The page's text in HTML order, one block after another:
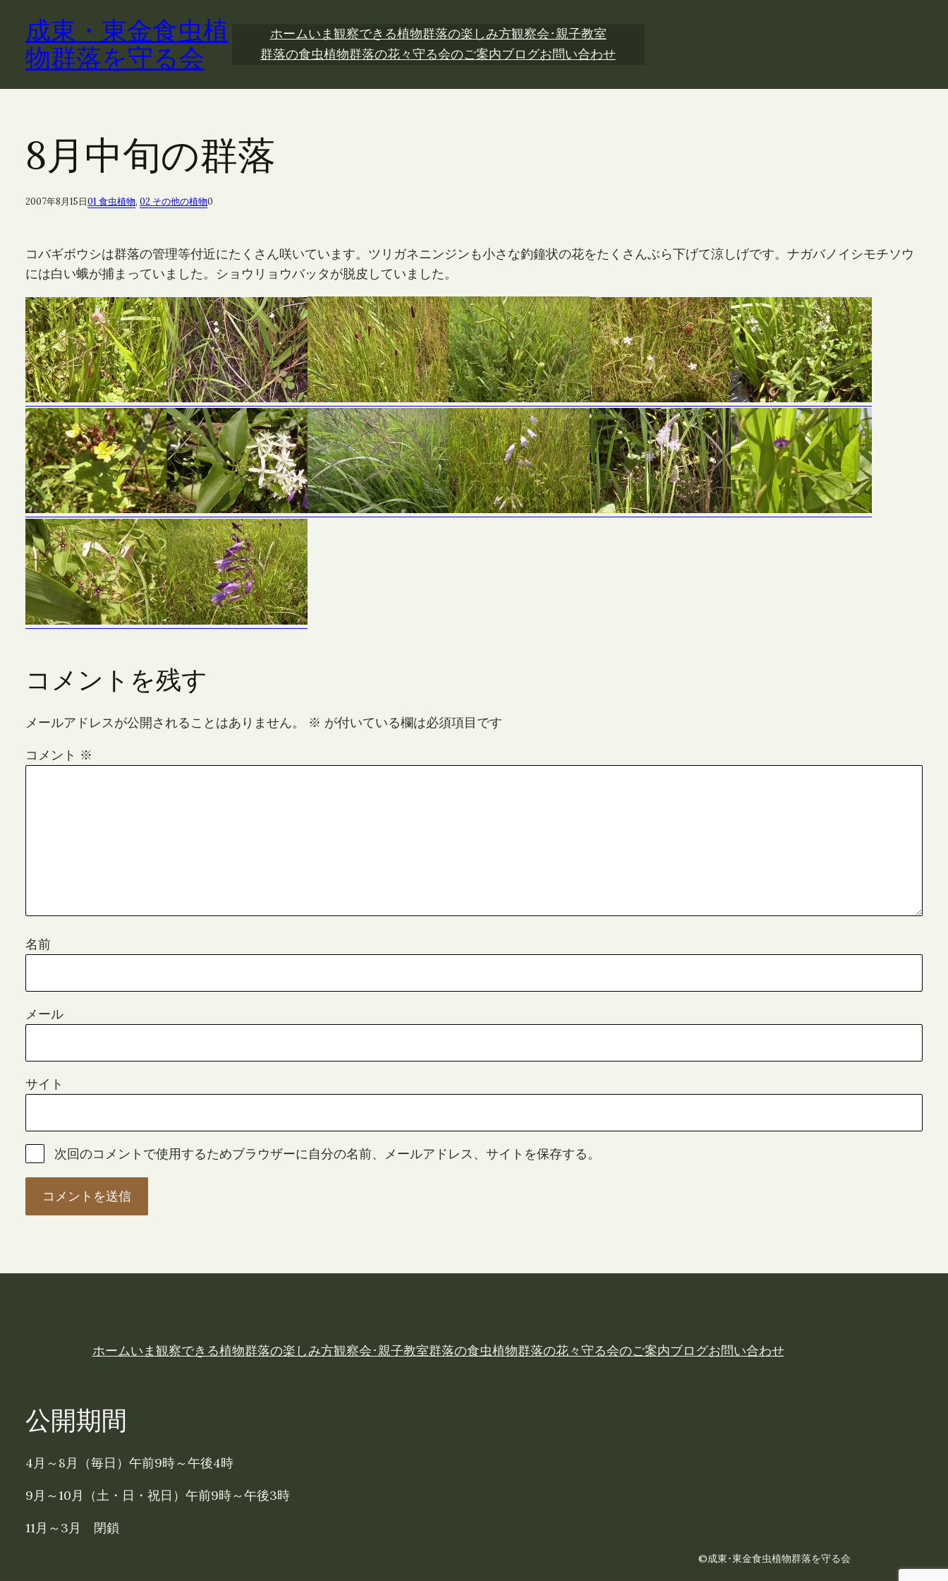
キ
成東・東金食虫植
物群落を守る会
ホームいま観察できる植物群落の楽しみ方観察会･親子教室
群落の食虫植物群落の花々守る会のご案内ブログお問い合わせ
8月中旬の群落
2007年8月15日01 食虫植物, 02 その他の植物0
コバギボウシは群落の管理等付近にたくさん咲いています。ツリガネニンジンも小さな釣鐘状の花をたくさんぶら下げて涼しげです。ナガバノイシモチソウ
には白い蛾が捕まっていました。ショウリョウバッタが脱皮していました。
コメントを残す
メールアドレスが公開されることはありません。 ※ が付いている欄は必須項目です
コメント ※
名前
メール
サイト
次回のコメントで使用するためブラウザーに自分の名前、メールアドレス、サイトを保存する。
ホームいま観察できる植物群落の楽しみ方観察会･親子教室群落の食虫植物群落の花々守る会のご案内ブログお問い合わせ
公開期間
4月～8月（毎日）午前9時～午後4時
9月～10月（土・日・祝日）午前9時～午後3時
11月～3月 閉鎖
©成東･東金食虫植物群落を守る会